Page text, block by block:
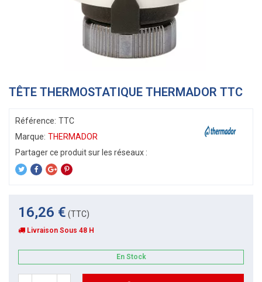
TÊTE THERMOSTATIQUE THERMADOR TTC
Référence: TTC
Marque: THERMADOR
16,26 € (TTC)
Livraison Sous 48 H
En Stock